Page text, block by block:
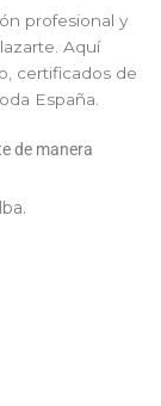
profesional y
Aquí
certificados de
España.
de manera